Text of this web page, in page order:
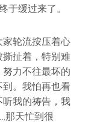
于缓过来了。
轮流按压着心
扯着，特别难
力不往最坏的
。我怕再也看
我的祷告，我
那天忙到很